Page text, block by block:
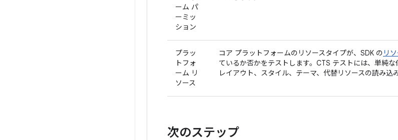
ーム パ
ーミッ
ション
プラッ
トフォ
ーム リ
ソース
コア プラットフォームのリソースタイプが、SDK の リ
ているか否かをテストします。CTS テストには、単純
レイアウト、スタイル、テーマ、代替リソースの読み込
次のステップ